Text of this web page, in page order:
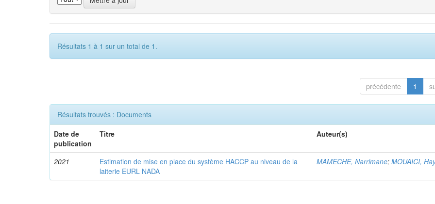
Résultats 1 à 1 sur un total de 1.
précédente 1
Résultats trouvés : Documents
Date de
publication
Titre Auteur(s)
2021
Estimation de mise en place du système HACCP au niveau de la
laiterie EURL NADA
MAMECHE, Narrimane;MOUAICI,